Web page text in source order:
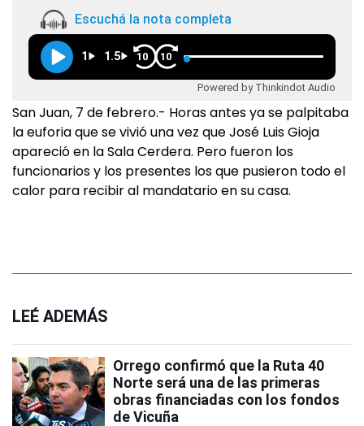
Escuchá la nota completa
1 1.5 10 10
Powered by Thinkindot Audio
San Juan, 7 de febrero.- Horas antes ya se palpitaba
la euforia que se vivió una vez que José Luis Gioja
apareció en la Sala Cerdera. Pero fueron los
funcionarios y los presentes los que pusieron todo el
calor para recibir al mandatario en su casa.
LEÉ ADEMÁS
Orrego confirmó que la Ruta 40
Norte será una de las primeras
obras financiadas con los fondos
de Vicuña